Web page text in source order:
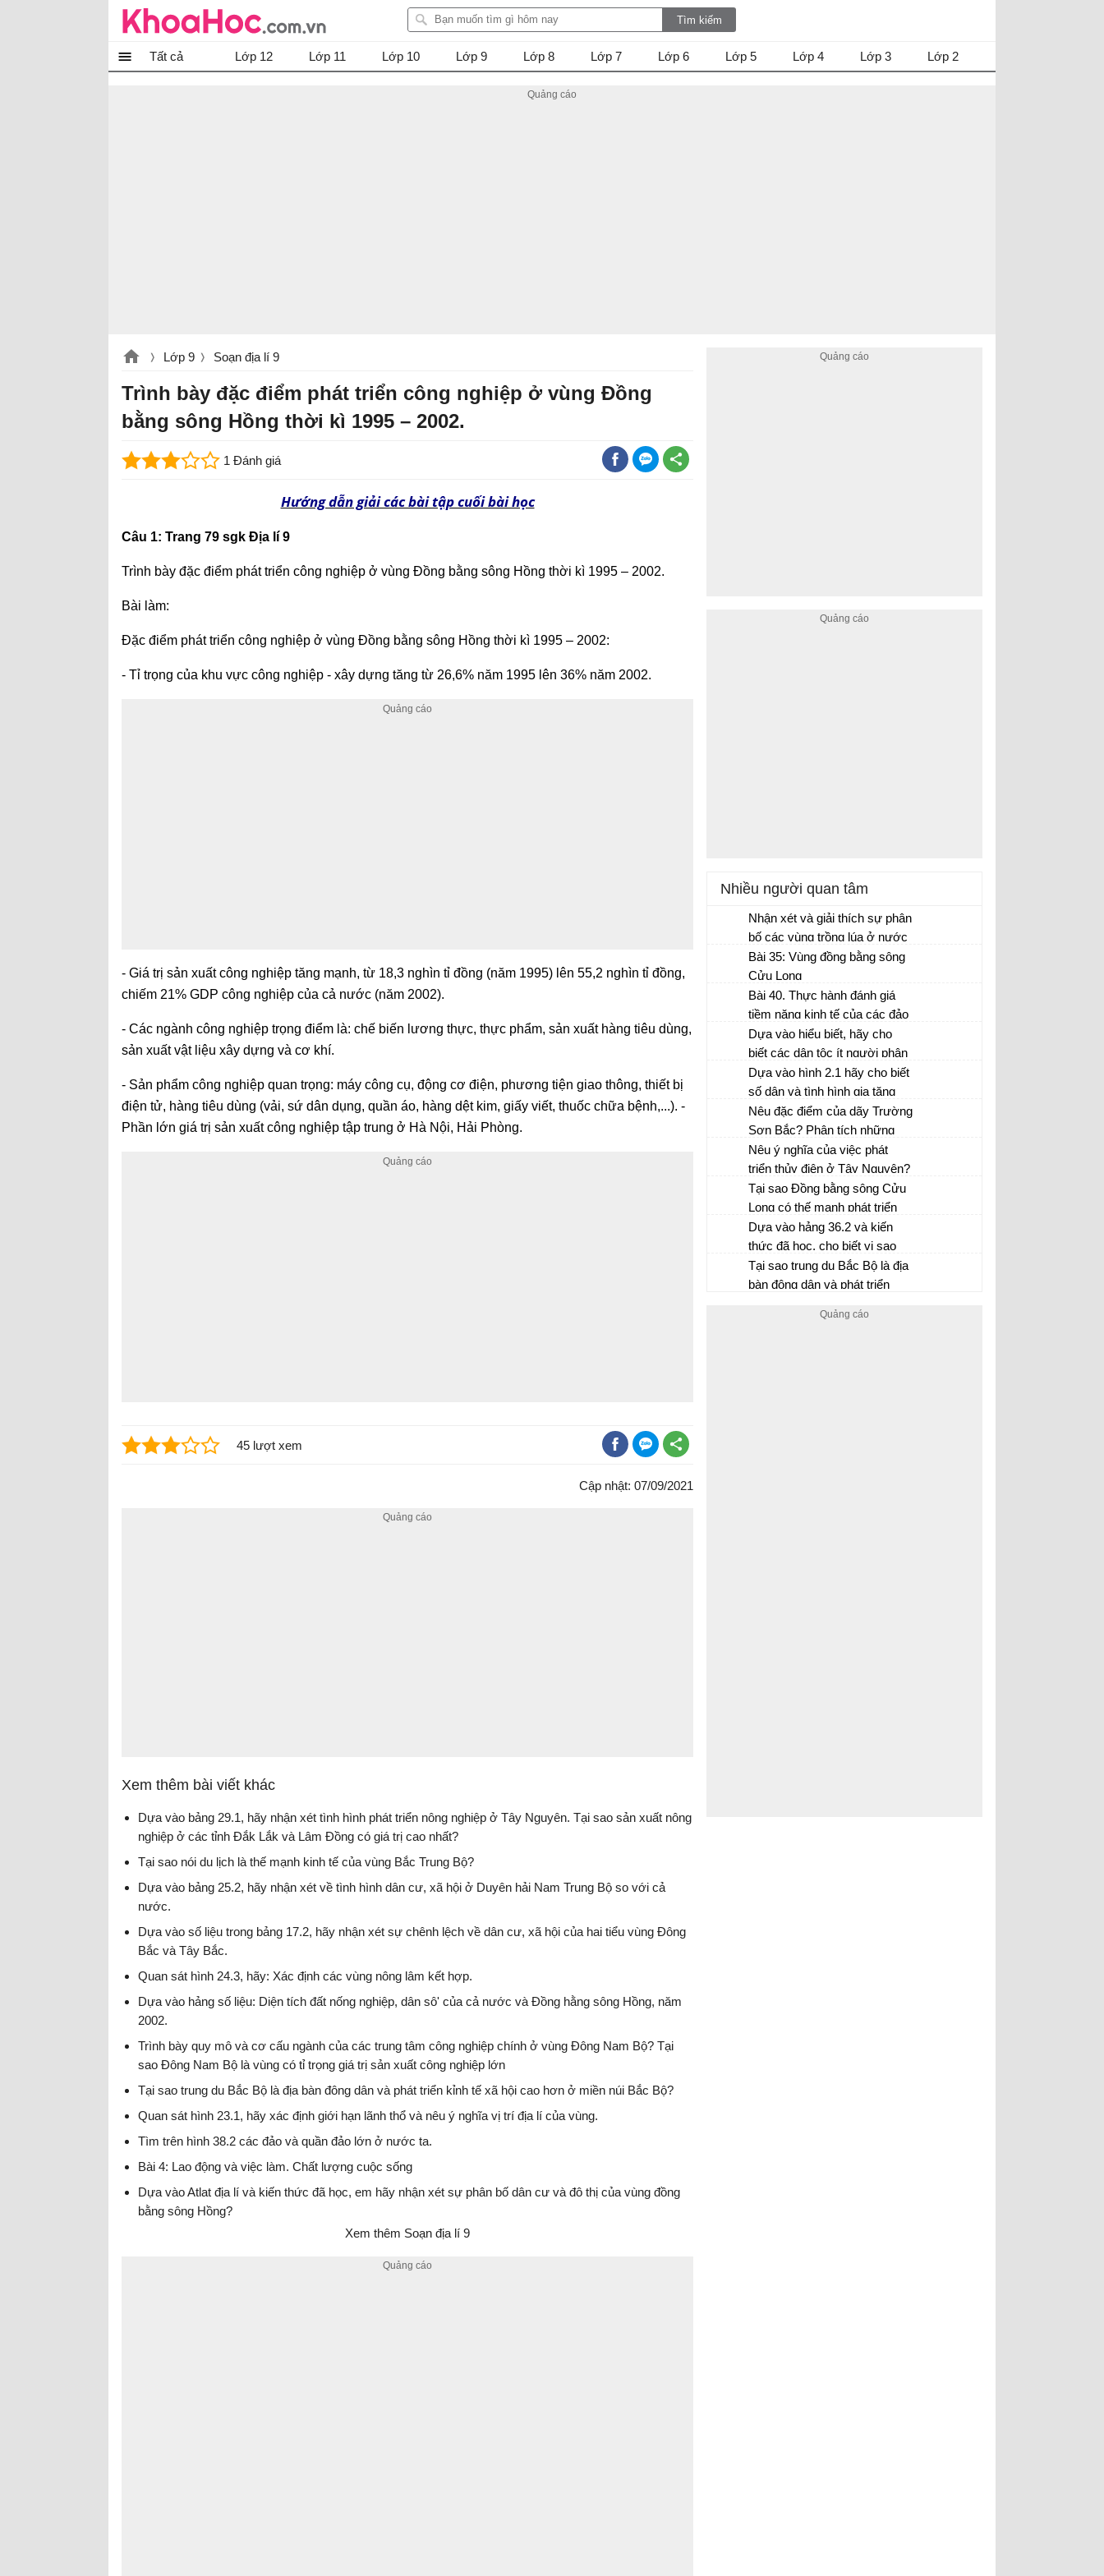
Tất cả Lớp 12 Lớp 11 Lớp 10 Lớp 9 Lớp 8 Lớp 7 Lớp 6 Lớp 5 Lớp 4 Lớp 3 Lớp 2
Lớp 9 Soạn địa lí 9
Trình bày đặc điểm phát triển công nghiệp ở vùng Đồng
bằng sông Hồng thời kì 1995 – 2002.
1 Đánh giá
Hướng dẫn giải các bài tập cuối bài học
Câu 1: Trang 79 sgk Địa lí 9
Trình bày đặc điểm phát triển công nghiệp ở vùng Đồng bằng sông Hồng thời kì 1995 – 2002.
Bài làm:
Đặc điểm phát triển công nghiệp ở vùng Đồng bằng sông Hồng thời kì 1995 – 2002:
- Tỉ trọng của khu vực công nghiệp - xây dựng tăng từ 26,6% năm 1995 lên 36% năm 2002.
- Giá trị sản xuất công nghiệp tăng mạnh, từ 18,3 nghìn tỉ đồng (năm 1995) lên 55,2 nghìn tỉ đồng,
chiếm 21% GDP công nghiệp của cả nước (năm 2002).
- Các ngành công nghiệp trọng điểm là: chế biến lương thực, thực phẩm, sản xuất hàng tiêu dùng,
sản xuất vật liệu xây dựng và cơ khí.
- Sản phẩm công nghiệp quan trọng: máy công cụ, động cơ điện, phương tiện giao thông, thiết bị
điện tử, hàng tiêu dùng (vải, sứ dân dụng, quần áo, hàng dệt kim, giấy viết, thuốc chữa bệnh,...). -
Phần lớn giá trị sản xuất công nghiệp tập trung ở Hà Nội, Hải Phòng.
45 lượt xem
Cập nhật: 07/09/2021
Xem thêm bài viết khác
Dựa vào bảng 29.1, hãy nhận xét tình hình phát triển nông nghiệp ở Tây Nguyên. Tại sao sản xuất nông
nghiệp ở các tỉnh Đắk Lắk và Lâm Đồng có giá trị cao nhất?
Tại sao nói du lịch là thế mạnh kinh tế của vùng Bắc Trung Bộ?
Dựa vào bảng 25.2, hãy nhận xét về tình hình dân cư, xã hội ở Duyên hải Nam Trung Bộ so với cả
nước.
Dựa vào số liệu trong bảng 17.2, hãy nhận xét sự chênh lệch về dân cư, xã hội của hai tiểu vùng Đông
Bắc và Tây Bắc.
Quan sát hình 24.3, hãy: Xác định các vùng nông lâm kết hợp.
Dựa vào hảng số liệu: Diện tích đất nống nghiệp, dân sô' của cả nước và Đồng hằng sông Hồng, năm
2002.
Trình bày quy mô và cơ cấu ngành của các trung tâm công nghiệp chính ở vùng Đông Nam Bộ? Tại
sao Đông Nam Bộ là vùng có tỉ trọng giá trị sản xuất công nghiệp lớn
Tại sao trung du Bắc Bộ là địa bàn đông dân và phát triển kỉnh tế xã hội cao hơn ở miền núi Bắc Bộ?
Quan sát hình 23.1, hãy xác định giới hạn lãnh thổ và nêu ý nghĩa vị trí địa lí của vùng.
Tìm trên hình 38.2 các đảo và quần đảo lớn ở nước ta.
Bài 4: Lao động và việc làm. Chất lượng cuộc sống
Dựa vào Atlat địa lí và kiến thức đã học, em hãy nhận xét sự phân bố dân cư và đô thị của vùng đồng
bằng sông Hồng?
Xem thêm Soạn địa lí 9
Nhiều người quan tâm
Nhận xét và giải thích sự phân
bố các vùng trồng lúa ở nước
ta?
Bài 35: Vùng đồng bằng sông
Cửu Long
Bài 40. Thực hành đánh giá
tiềm năng kinh tế của các đảo
ven bờ và tìm hiểu về ngành
công nghiệp dầu khí
Dựa vào hiểu biết, hãy cho
biết các dân tộc ít người phân
bố chủ yếu ở đâu?
Dựa vào hình 2.1 hãy cho biết
số dân và tình hình gia tăng
dân số của nước ta?
Nêu đặc điểm của dãy Trường
Sơn Bắc? Phân tích những
ảnh hưởng của dãy Trường
Sơn Bắc đến khí hậu và sông
ngòi của Bắc Trung Bộ?
Nêu ý nghĩa của việc phát
triển thủy điện ở Tây Nguyên?
Tại sao Đồng bằng sông Cửu
Long có thế mạnh phát triển
nghề nuôi trồng và đánh bắt
thủy sản.
Dựa vào hảng 36.2 và kiến
thức đã học, cho biết vi sao
ngành chế biến lương thực,
thực phẩm chiếm tỉ trọng cao
Tại sao trung du Bắc Bộ là địa
bàn đông dân và phát triển